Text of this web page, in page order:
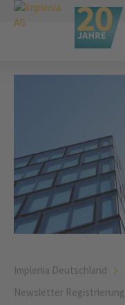
Implenia Deutschland
Newsletter Registrierung